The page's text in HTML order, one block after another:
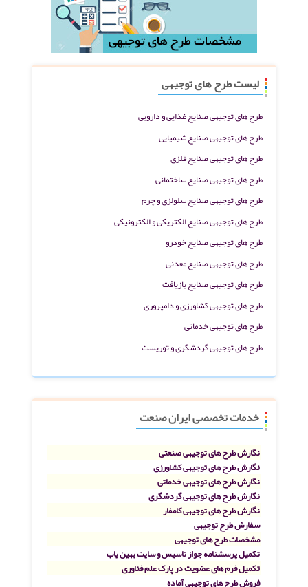
لیست طرح های توجیهی
طرح های توجیهی صنایع غذایی و دارویی
طرح های توجیهی صنایع شیمیایی
طرح های توجیهی صنایع فلزی
طرح های توجیهی صنایع ساختمانی
طرح های توجیهی صنایع سلولزی و چرم
طرح های توجیهی صنایع الکتریکی و الکترونیکی
طرح های توجیهی صنایع خودرو
طرح های توجیهی صنایع معدنی
طرح های توجیهی صنایع بازیافت
طرح های توجیهی کشاورزی و دامپروری
طرح های توجیهی خدماتی
طرح های توجیهی گردشگری و توریست
خدمات تخصصی ایران صنعت
نگارش طرح های توجیهی صنعتی
نگارش طرح های توجیهی کشاورزی
نگارش طرح های توجیهی خدماتی
نگارش طرح های توجیهی گردشگری
نگارش طرح های توجیهی کامفار
سفارش طرح توجیهی
مشخصات طرح های توجیهی
تکمیل پرسشنامه جواز تاسیس و سایت بهین یاب
تکمیل فرم های عضویت در پارک علم فناوری
فروش طرح های توجیهی آماده